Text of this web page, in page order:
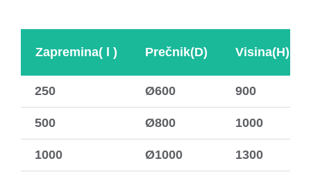
Zapremina( l ) Prečnik(D) Visina(H)
250 Ø600 900
500 Ø800 1000
1000 Ø1000 1300